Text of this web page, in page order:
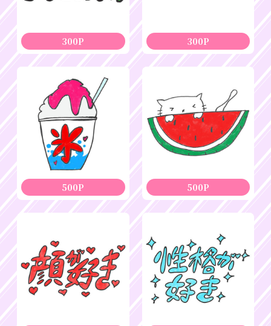
300P 300P
500P 500P